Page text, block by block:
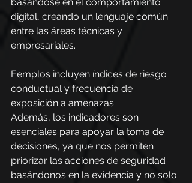
digital, creando un lenguaje común
entre las áreas técnicas y
empresariales.
Eemplos incluyen índices de riesgo
conductual y frecuencia de
exposición a amenazas.
Además, los indicadores son
esenciales para apoyar la toma de
decisiones, ya que nos permiten
priorizar las acciones de seguridad
basándonos en la evidencia y no solo